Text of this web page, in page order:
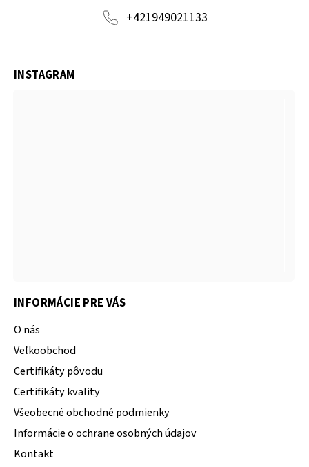
+421949021133
INFORMÁCIE PRE VÁS
O nás
Veľkoobchod
Certifikáty pôvodu
Certifikáty kvality
Všeobecné obchodné podmienky
Informácie o ochrane osobných údajov
Kontakt
INSTAGRAM